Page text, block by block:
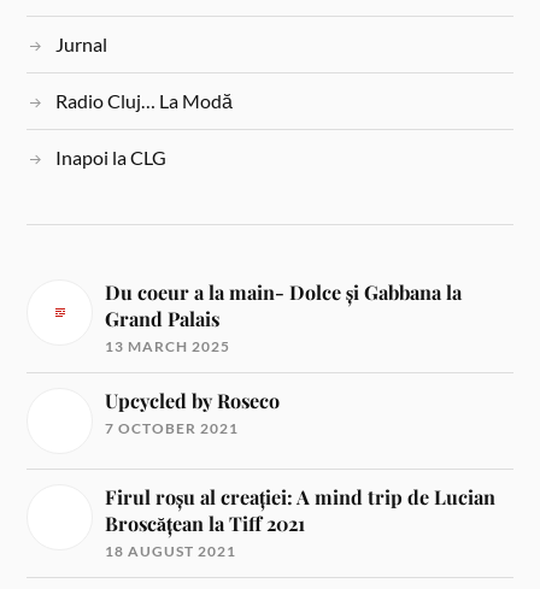
Jurnal
Radio Cluj… La Modă
Inapoi la CLG
Du coeur a la main- Dolce și Gabbana la
Grand Palais
13 MARCH 2025
Upcycled by Roseco
7 OCTOBER 2021
Firul roșu al creației: A mind trip de Lucian
Broscățean la Tiff 2021
18 AUGUST 2021